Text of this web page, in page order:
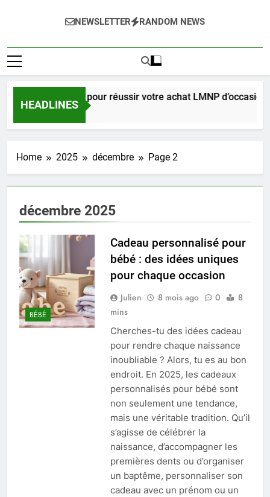
NEWSLETTER RANDOM NEWS
HEADLINES
Guide complet pour réussir votre achat LMNP d’occasion
2 Semaines Ago
Home 2025 décembre Page 2
décembre 2025
BÉBÉ
Cadeau personnalisé pour
bébé : des idées uniques
pour chaque occasion
Julien 8 mois ago 0
8
mins
Cherches-tu des idées cadeau
pour rendre chaque naissance
inoubliable ? Alors, tu es au bon
endroit. En 2025, les cadeaux
personnalisés pour bébé sont
non seulement une tendance,
mais une véritable tradition. Qu’il
s’agisse de célébrer la
naissance, d’accompagner les
premières dents ou d’organiser
un baptême, personnaliser son
cadeau avec un prénom ou un